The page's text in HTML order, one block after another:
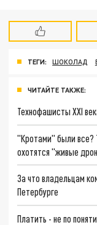
ТЕГИ: ШОКОЛАД
ЧИТАЙТЕ ТАКЖЕ:
Технофашисты XXI
"Кротами" были все?
охотятся "живые
За что владельцам
Петербурге
Платить - не по